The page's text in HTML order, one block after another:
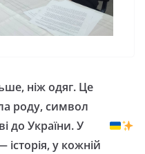
ніж одяг. Це
роду, символ
до України. У
у кожній